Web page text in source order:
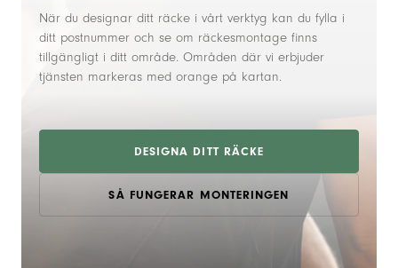
När du designar ditt räcke i vårt verktyg kan du fylla i
ditt postnummer och se om räckesmontage finns
tillgängligt i ditt område. Områden där vi erbjuder
tjänsten markeras med orange på kartan.
DESIGNA DITT RÄCKE
SÅ FUNGERAR MONTERINGEN